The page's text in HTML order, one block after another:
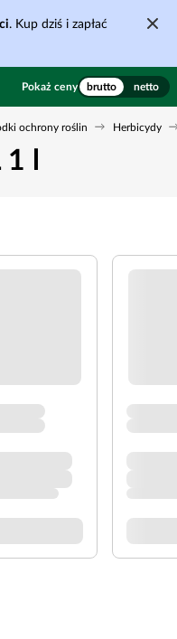
. Kup dziś i zapłać
Pokaż ceny brutto netto
ochrony roślin Herbicydy
l